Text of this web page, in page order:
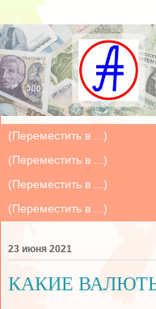
23 июня 2021
КАКИЕ